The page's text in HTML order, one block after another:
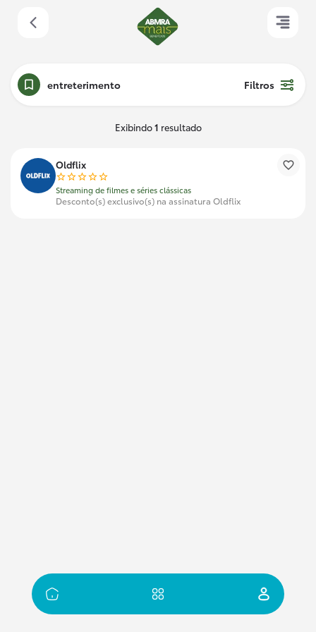
entreterimento Filtros
Exibindo1 resultado
Oldflix
Streaming de filmes e séries clássicas
Desconto(s) exclusivo(s) na assinatura Oldflix